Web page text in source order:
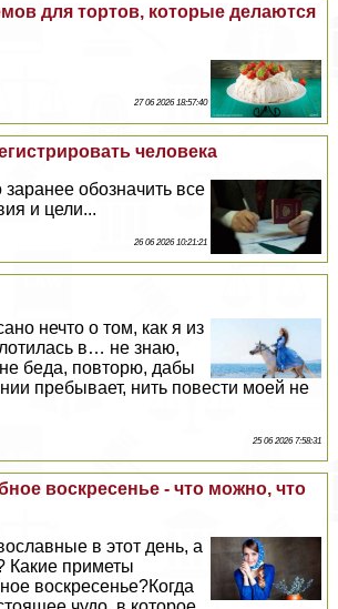
для тортов, которые делаются
27 06 2026 18:57:40
человека
обозначить все
и цели...
26 06 2026 10:21:21
нечто о том, как я из
в… не знаю,
не беда, повторю, дабы
пребывает, нить повести моей не
25 06 2026 7:58:31
воскресенье - что можно, что
в этот день, а
Какие приметы
воскресенье?Когда